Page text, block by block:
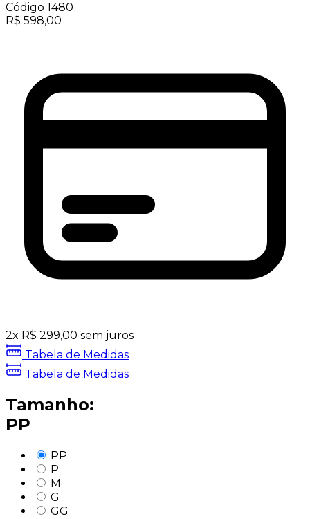
Código 1480
R$ 598,00
2x R$ 299,00 sem juros
Tabela de Medidas
Tabela de Medidas
Tamanho:
PP
PP
P
M
G
GG